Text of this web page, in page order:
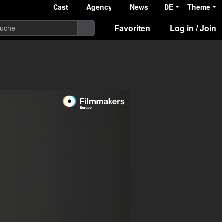
Cast Agency News DE Theme
Favoriten Log in / Join